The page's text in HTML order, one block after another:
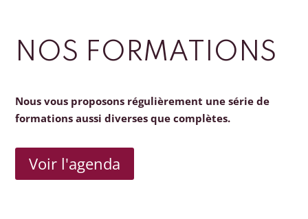
NOS FORMATIONS
Nous vous proposons régulièrement une série de
formations aussi diverses que complètes.
Voir l'agenda